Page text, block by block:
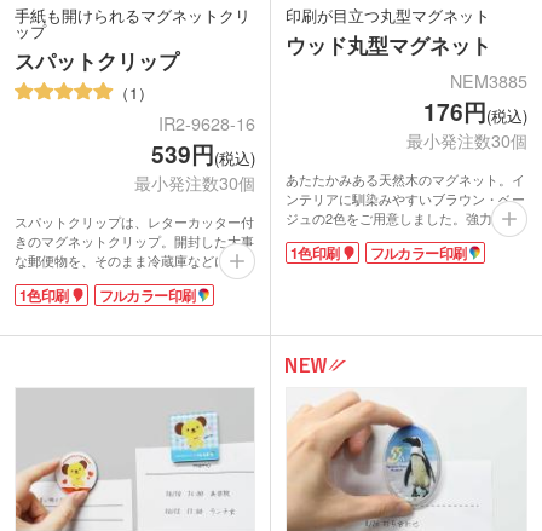
手紙も開けられるマグネットクリ
ップ
スパットクリップ
1
IR2-9628-16
539円(税込)
最小発注数30個
スパットクリップは、レターカッター付
きのマグネットクリップ。開封した大事
な郵便物を、そのまま冷蔵庫などに貼っ
ておける便利グッズです。クリップは大
きめで挟みやすく使い勝手抜群。レター
切りカスを出さずに封筒を開けられま
企業名やロゴを印刷すれば高い宣伝効果
が期待できます。住宅展示場の来場特典
や、スーパーのポイント景品などのノベ
ルティにいかがでしょうか。
1色印刷 フルカラー印刷
印刷が目立つ丸型マグネット
ウッド丸型マグネット
NEM3885
176円(税込)
最小発注数30個
あたたかみある天然木のマグネット。イ
ンテリアに馴染みやすいブラウン・ベー
ジュの2色をご用意しました。強力な磁
力のネオジム磁石で冷蔵庫の扉などピッ
タリとくっつきます。デザインが目に入
1色印刷 フルカラー印刷